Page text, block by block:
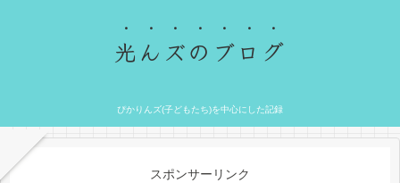
光んズのブログ
ぴかりんズ(子どもたち)を中心にした記録
スポンサーリンク